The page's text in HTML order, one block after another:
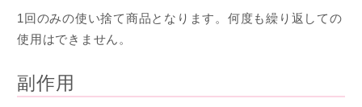
1回のみの使い捨て商品となります。何度も繰り返しての
使用はできません。
副作用